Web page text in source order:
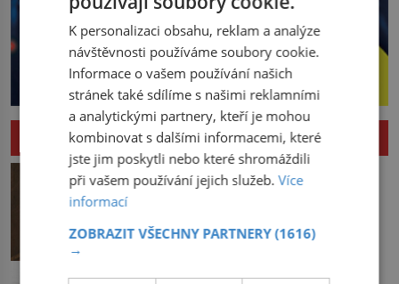
HISTORIE
Odepřela Akademie kardinálovi
poslušnost?
kardinálem Richelieuem něco utajit.
Zvrhla se lidová zábava v masakr?
K personalizaci obsahu, reklam a analýze
návštěvnosti používáme soubory cookie.
Informace o vašem používání našich
stránek také sdílíme s našimi reklamními
a analytickými partnery, kteří je mohou
kombinovat s dalšími informacemi, které
jste jim poskytli nebo které shromáždili
při vašem používání jejich služeb.Více
informací
ZOBRAZIT VŠECHNY PARTNERY(1616)
→